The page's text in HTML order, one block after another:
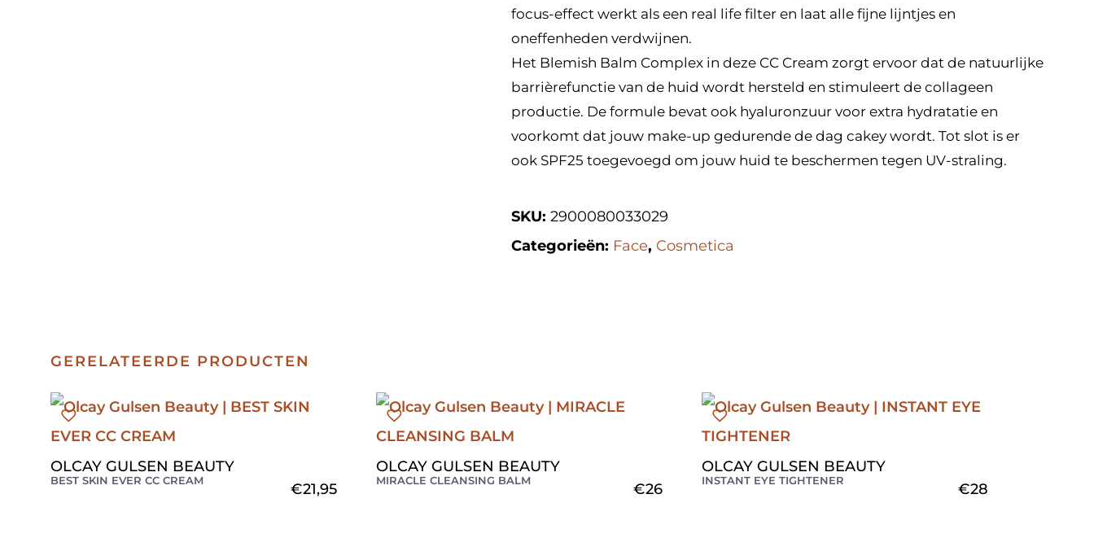
focus-effect werkt als een real life filter en laat alle fijne lijntjes en
oneffenheden verdwijnen.
Het Blemish Balm Complex in deze CC Cream zorgt ervoor dat de natuurlijke
barrièrefunctie van de huid wordt hersteld en stimuleert de collageen
productie. De formule bevat ook hyaluronzuur voor extra hydratatie en
voorkomt dat jouw make-up gedurende de dag cakey wordt. Tot slot is er
ook SPF25 toegevoegd om jouw huid te beschermen tegen UV-straling.
SKU: 2900080033029
Categorieën: Face, Cosmetica
GERELATEERDE PRODUCTEN
OLCAY GULSEN BEAUTY
BEST SKIN EVER CC CREAM €21,95
OLCAY GULSEN BEAUTY
MIRACLE CLEANSING BALM €26
OLCAY GULSEN BEAUTY
INSTANT EYE TIGHTENER €28